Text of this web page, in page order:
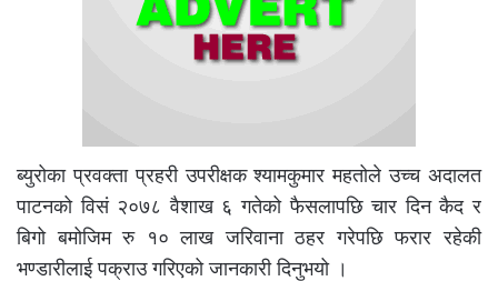
ब्युरोका प्रवक्ता प्रहरी उपरीक्षक श्यामकुमार महतोले उच्च अदालत
पाटनको विसं २०७८ वैशाख ६ गतेको फैसलापछि चार दिन कैद र
बिगो बमोजिम रु १० लाख जरिवाना ठहर गरेपछि फरार रहेकी
भण्डारीलाई पक्राउ गरिएको जानकारी दिनुभयो ।